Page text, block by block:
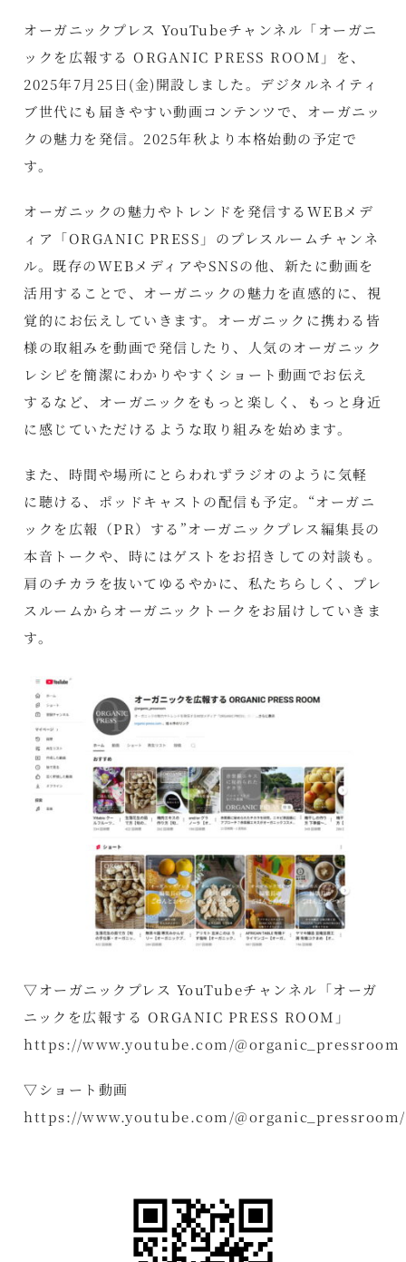
オーガニックプレス YouTubeチャンネル「オーガニ
ックを広報する ORGANIC PRESS ROOM」を、
2025年7月25日(金)開設しました。デジタルネイティ
ブ世代にも届きやすい動画コンテンツで、オーガニッ
クの魅力を発信。2025年秋より本格始動の予定で
す。
オーガニックの魅力やトレンドを発信するWEBメデ
ィア「ORGANIC PRESS」のプレスルームチャンネ
ル。既存のWEBメディアやSNSの他、新たに動画を
活用することで、オーガニックの魅力を直感的に、視
覚的にお伝えしていきます。オーガニックに携わる皆
様の取組みを動画で発信したり、人気のオーガニック
レシピを簡潔にわかりやすくショート動画でお伝え
するなど、オーガニックをもっと楽しく、もっと身近
に感じていただけるような取り組みを始めます。
また、時間や場所にとらわれずラジオのように気軽
に聴ける、ポッドキャストの配信も予定。“オーガニ
ックを広報（PR）する”オーガニックプレス編集長の
本音トークや、時にはゲストをお招きしての対談も。
肩のチカラを抜いてゆるやかに、私たちらしく、プレ
スルームからオーガニックトークをお届けしていきま
す。
▽オーガニックプレス YouTubeチャンネル「オーガ
ニックを広報する ORGANIC PRESS ROOM」
https://www.youtube.com/@organic_pressroom
▽ショート動画
https://www.youtube.com/